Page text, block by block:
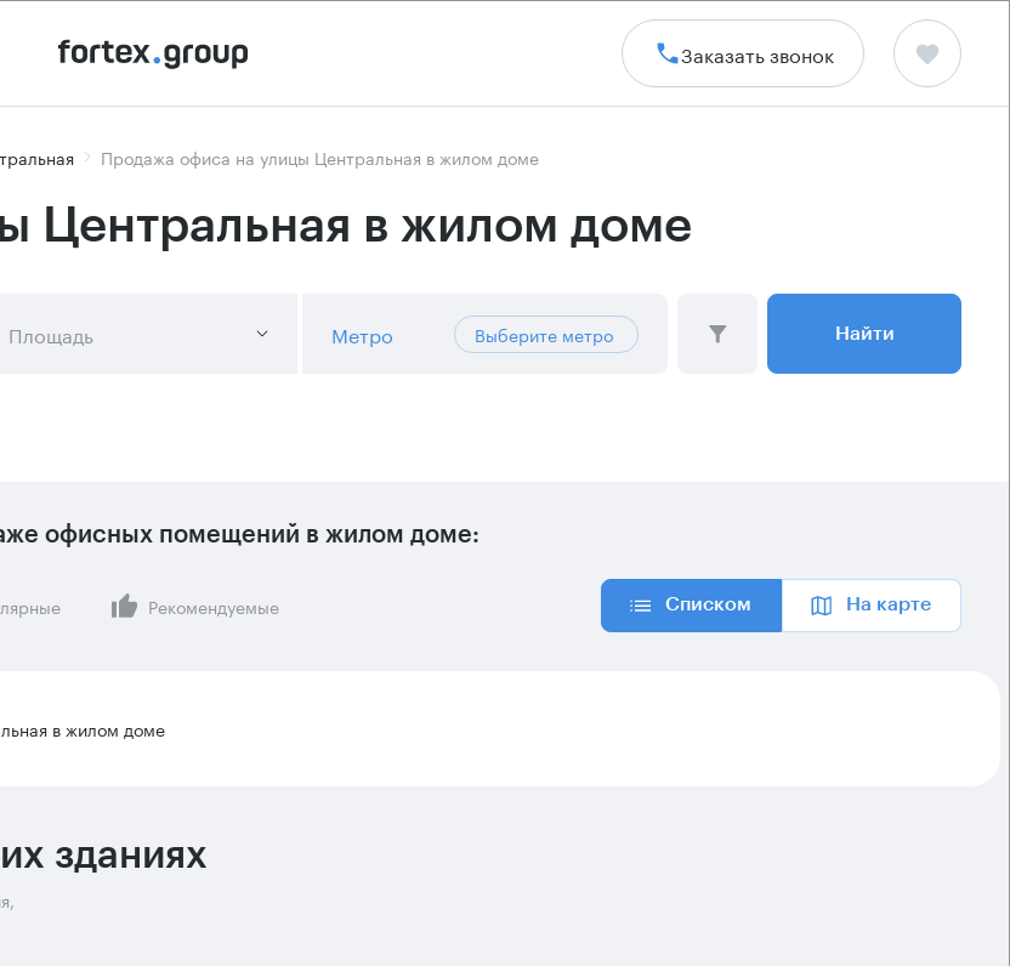
Заказать звонок
Продажа офиса на улицы Центральная в жилом доме
Центральная в жилом доме
Площадь Метро Выберите метро Найти
офисных помещений в жилом доме:
Рекомендуемые Списком На карте
в жилом доме
зданиях